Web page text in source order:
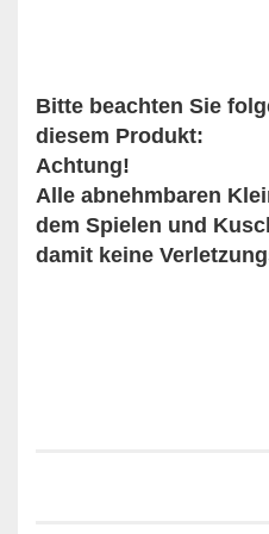
Bitte beachten Sie
diesem Produkt:
Achtung!
Alle abnehmbaren
dem Spielen und
damit keine